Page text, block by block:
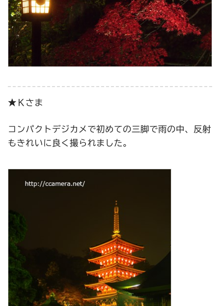
★Ｋさま
コンパクトデジカメで初めての三脚で雨の中、反射
もきれいに良く撮られました。